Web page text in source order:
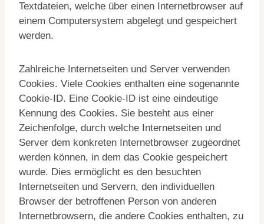
Textdateien, welche über einen Internetbrowser auf
einem Computersystem abgelegt und gespeichert
werden.
Zahlreiche Internetseiten und Server verwenden
Cookies. Viele Cookies enthalten eine sogenannte
Cookie-ID. Eine Cookie-ID ist eine eindeutige
Kennung des Cookies. Sie besteht aus einer
Zeichenfolge, durch welche Internetseiten und
Server dem konkreten Internetbrowser zugeordnet
werden können, in dem das Cookie gespeichert
wurde. Dies ermöglicht es den besuchten
Internetseiten und Servern, den individuellen
Browser der betroffenen Person von anderen
Internetbrowsern, die andere Cookies enthalten, zu